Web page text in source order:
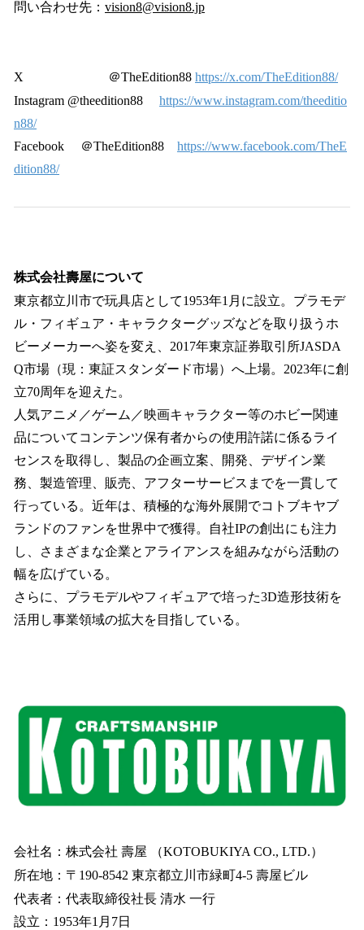
問い合わせ先： vision8@vision8.jp
X ＠TheEdition88 https://x.com/TheEdition88/
Instagram @theedition88 https://www.instagram.com/theeditio
n88/
Facebook ＠TheEdition88 https://www.facebook.com/TheE
dition88/
株式会社壽屋について
東京都立川市で玩具店として1953年1月に設立。プラモデ
ル・フィギュア・キャラクターグッズなどを取り扱うホ
ビーメーカーへ姿を変え、2017年東京証券取引所JASDA
Q市場（現：東証スタンダード市場）へ上場。2023年に創
立70周年を迎えた。
人気アニメ／ゲーム／映画キャラクター等のホビー関連
品についてコンテンツ保有者からの使用許諾に係るライ
センスを取得し、製品の企画立案、開発、デザイン業
務、製造管理、販売、アフターサービスまでを一貫して
行っている。近年は、積極的な海外展開でコトブキヤブ
ランドのファンを世界中で獲得。自社IPの創出にも注力
し、さまざまな企業とアライアンスを組みながら活動の
幅を広げている。
さらに、プラモデルやフィギュアで培った3D造形技術を
活用し事業領域の拡大を目指している。
会社名：株式会社 壽屋 （KOTOBUKIYA CO., LTD.）
所在地：〒190-8542 東京都立川市緑町4-5 壽屋ビル
代表者：代表取締役社長 清水 一行
設立：1953年1月7日